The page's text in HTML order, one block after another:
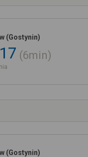
(Gostynin)
6min
(Gostynin)